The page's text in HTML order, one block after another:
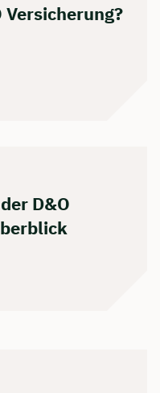
Versicherung?
D&O